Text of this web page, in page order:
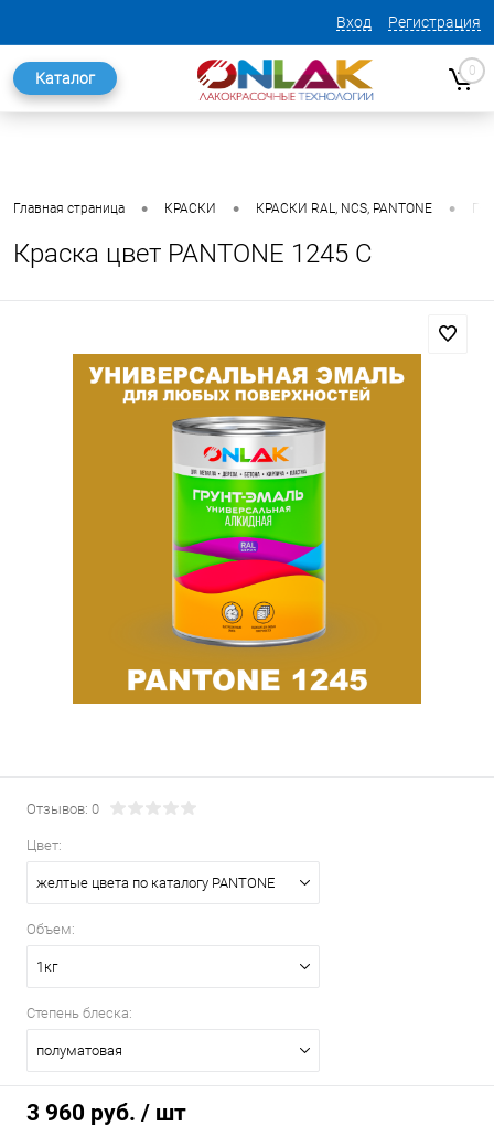
Вход Регистрация
Каталог 0
Главная страница • КРАСКИ • КРАСКИ RAL, NCS, PANTONE •
Краска цвет PANTONE 1245 C
Отзывов: 0
Цвет:
желтые цвета по каталогу PANTONE
Объем:
1кг
Степень блеска:
полуматовая
3 960 руб. / шт